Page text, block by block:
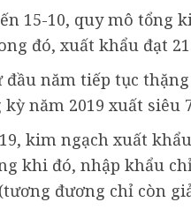
15-10, quy mô tổng
đó, xuất khẩu đạt
năm tiếp tục
năm 2019 xuất siêu
kim ngạch xuất
khi đó, nhập khẩu
đương chỉ còn